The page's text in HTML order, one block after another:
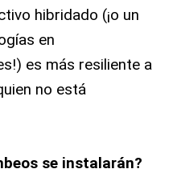
hibridado (¡o un
en
es más resiliente a
no está
se instalarán?